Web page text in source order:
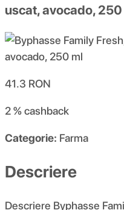
uscat, avocado, 250
41.3 RON
2 %cashback
Categorie: Farma
Descriere
Descriere Byphasse